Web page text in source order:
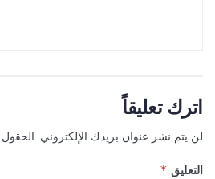
اترك تعليقاً
لن يتم نشر عنوان بريدك الإلكتروني. الحقول
التعليق *